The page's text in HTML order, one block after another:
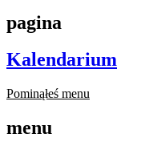
pagina
Kalendarium
Pominąłeś menu
menu